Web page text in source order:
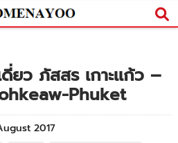
ยว ภัสสร เกาะเเก้ว –
Phuket
2017